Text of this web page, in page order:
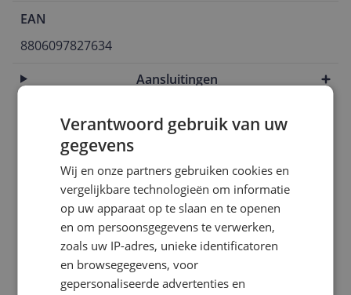
EAN
8806097827634
Aansluitingen
Camera
Connectiviteit
Display
Eigenschappen
Verantwoord gebruik van uw
gegevens
Wij en onze partners gebruiken cookies en
vergelijkbare technologieën om informatie
op uw apparaat op te slaan en te openen
en om persoonsgegevens te verwerken,
zoals uw IP-adres, unieke identificatoren
en browsegegevens, voor
gepersonaliseerde advertenties en